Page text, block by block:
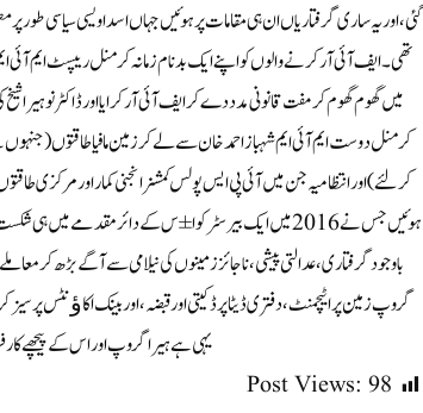
گئی، اور یہ ساری گرفتاریاں ان ہی مقامات پر ہوئیں جہاں اسد اویسی سیاسی طور
تھی۔ ایف آئی آر کرنے والوں کو اپنے ایک بدنام زمانہ کرمنل ریپسٹ ایم آئی
میں گھوم گھوم کر مفت قانونی مدد دے کر ایف آئی آر کرایا اور ڈاکٹر
کرمنل دوست ایم آئی ایم شہباز احمد خان سے لے کر زمین مافیا طاقتوں (جنہوں نے
کرلئے) اور انتظامیہ جن میں آئی پی ایس پولس کمشنر انجنی کمار اور مرکزی
باوجود گرفتاری، عدالتی پیشی، ناجائز زمینوں کی نیلامی سے آگے بڑھ کر
گروپ زمین پر اٹیچمنٹ، دفتری ڈیٹا پر ڈکیتی اور قبضہ، اور بینک اکاﺅنٹس
یہی ہے ہیرا گروپ اور اس کے پیچھے
Post Views: 98